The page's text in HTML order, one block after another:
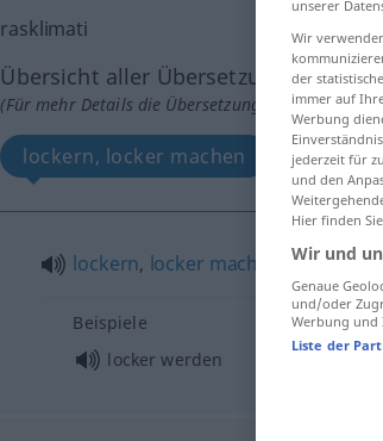
rasklimati
Übersicht aller Übersetzungen
(Für mehr Details die Übersetzung anklicken/
lockern, locker machen
lockern, locker machen
Beispiele
locker werden
unserer
Wir
der
immer auf
Werbung
jederzeit für
und den
Hier finden
Wir und
Genaue
und/oder
Werbung und
Liste der